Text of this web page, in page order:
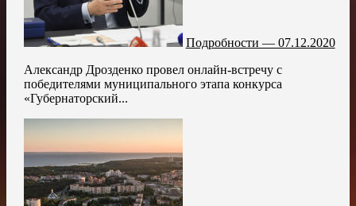
Подробности — 07.12.2020
Александр Дрозденко провел онлайн-встречу с
победителями муниципального этапа конкурса
«Губернаторский...